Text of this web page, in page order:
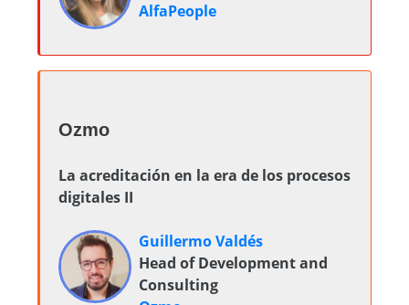
AlfaPeople
Ozmo
La acreditación en la era de los procesos
digitales II
Guillermo Valdés
Head of Development and
Consulting